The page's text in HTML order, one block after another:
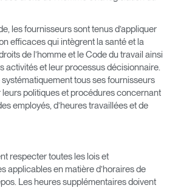
les fournisseurs sont tenus d’appliquer
efficaces qui intègrent la santé et la
de l’homme et le Code du travail ainsi
activités et leur processus décisionnaire.
tous ses fournisseurs
leurs politiques et procédures concernant
employés, d’heures travaillées et de
respecter toutes les lois et
applicables en matière d’horaires de
Les heures supplémentaires doivent